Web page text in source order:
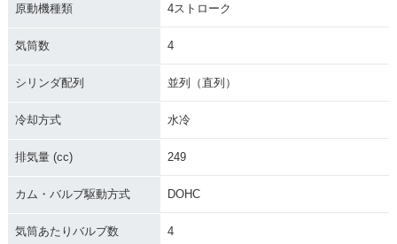
原動機種類 4ストローク
気筒数 4
シリンダ配列 並列（直列）
冷却方式 水冷
排気量 (cc) 249
カム・バルブ駆動方式 DOHC
気筒あたりバルブ数 4